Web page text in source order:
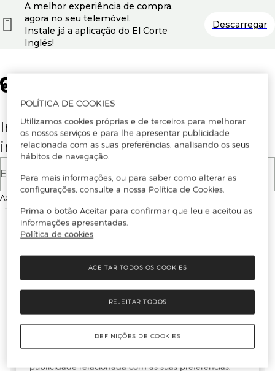
Insira o seu email para se registar ou
iniciar sessão.
E-mail
Ao continuar, aceitas as
A melhor experiência de compra,
agora no seu telemóvel.
Instale já a aplicação do El Corte
Inglés!
Descarregar
POLÍTICA DE COOKIES
Utilizamos cookies próprias e de terceiros para melhorar
os nossos serviços e para lhe apresentar publicidade
relacionada com as suas preferências, analisando os seus
hábitos de navegação.
Para mais informações, ou para saber como alterar as
configurações, consulte a nossa Política de Cookies.
Prima o botão Aceitar para confirmar que leu e aceitou as
informações apresentadas.
Política de cookies
REJEITAR TODOS
ACEITAR TODOS OS COOKIES
DEFINIÇÕES DE COOKIES